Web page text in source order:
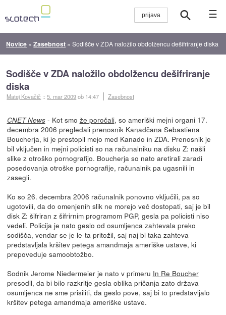
☰
Novice »Zasebnost »Sodišče v ZDA naložilo obdolžencu dešifriranje diska
Sodišče v ZDA naložilo obdolžencu dešifriranje
diska
Matej Kovačič ::5. mar 2009ob 14:47 Zasebnost
CNET News- Kot smo že poročali, so ameriški mejni organi 17.
decembra 2006 pregledali prenosnik Kanadčana Sebastiena
Boucherja, ki je prestopil mejo med Kanado in ZDA. Prenosnik je
bil vključen in mejni policisti so na računalniku na disku Z: našli
slike z otroško pornografijo. Boucherja so nato aretirali zaradi
posedovanja otroške pornografije, računalnik pa ugasnili in
zasegli.
Ko so 26. decembra 2006 računalnik ponovno vključili, pa so
ugotovili, da do omenjenih slik ne morejo več dostopati, saj je bil
disk Z: šifriran z šifrirnim programom PGP, gesla pa policisti niso
vedeli. Policija je nato geslo od osumljenca zahtevala preko
sodišča, vendar se je le-ta pritožil, saj naj bi taka zahteva
predstavljala kršitev petega amandmaja ameriške ustave, ki
prepoveduje samoobtožbo.
Sodnik Jerome Niedermeier je nato v primeru In Re Boucher
presodil, da bi bilo razkritje gesla oblika pričanja zato država
osumljenca ne sme prisiliti, da geslo pove, saj bi to predstavljalo
kršitev petega amandmaja ameriške ustave.